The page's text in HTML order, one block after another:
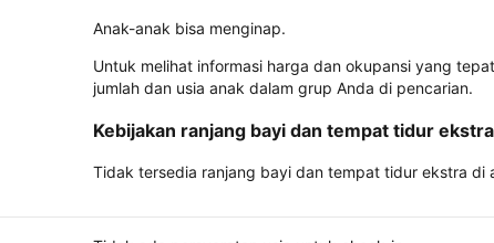
Anak-anak bisa menginap.
Untuk melihat informasi harga dan okupansi yang
jumlah dan usia anak dalam grup Anda di pencarian.
Kebijakan ranjang bayi dan tempat tidur ekstra
Tidak tersedia ranjang bayi dan tempat tidur ekstra di